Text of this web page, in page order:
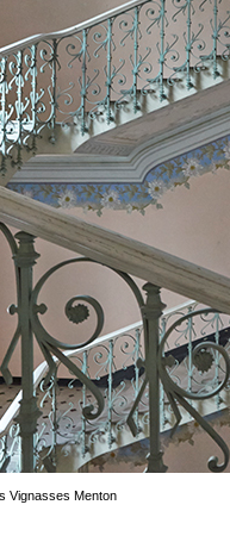
Vignasses Menton